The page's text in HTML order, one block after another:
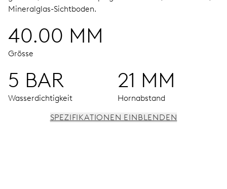
Mineralglas-Sichtboden.
40.00 MM
Grösse
5 BAR
Wasserdichtigkeit
21 MM
Hornabstand
SPEZIFIKATIONEN EINBLENDEN